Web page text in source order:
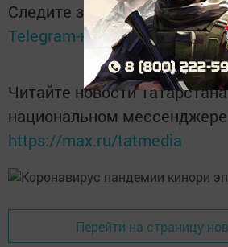
Следите за самым важным
Telegram-каналеТатмедиа
Читайте новости
национальном
https://max.ru/tatmedia
Перейти на страницу